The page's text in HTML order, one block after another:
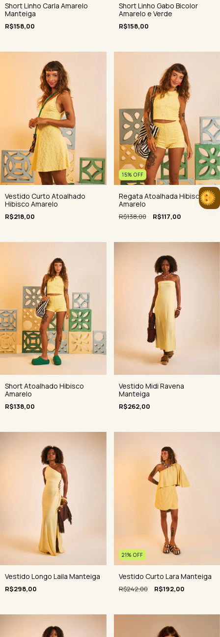
Short Linho Carla Amarelo
Manteiga
R$158,00
Short Linho Gabo Bicolor
Amarelo e Verde
R$158,00
Vestido Curto Atoalhado
Hibisco Amarelo
R$218,00
15% OFF
Regata Atoalhada Hibisco
Amarelo
R$138,00 R$117,00
Short Atoalhado Hibisco
Amarelo
R$138,00
Vestido Midi Ravena
Manteiga
R$262,00
Vestido Longo Laila Manteiga
R$298,00
21% OFF
Vestido Curto Lara Manteiga
R$242,00 R$192,00